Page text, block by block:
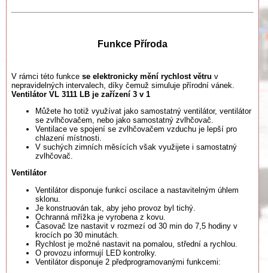
Funkce Příroda
V rámci této funkce se elektronicky mění rychlost větru v
nepravidelných intervalech, díky čemuž simuluje přírodní vánek.
Ventilátor VL 3111 LB je zařízení 3 v 1
Můžete ho totiž využívat jako samostatný ventilátor, ventilátor
se zvlhčovačem, nebo jako samostatný zvlhčovač.
Ventilace ve spojení se zvlhčovačem vzduchu je lepší pro
chlazení místnosti.
V suchých zimních měsících však využijete i samostatný
zvlhčovač.
Ventilátor
Ventilátor disponuje funkcí oscilace a nastavitelným úhlem
sklonu.
Je konstruován tak, aby jeho provoz byl tichý.
Ochranná mřížka je vyrobena z kovu.
Časovač lze nastavit v rozmezí od 30 min do 7,5 hodiny v
krocích po 30 minutách.
Rychlost je možné nastavit na pomalou, střední a rychlou.
O provozu informují LED kontrolky.
Ventilátor disponuje 2 předprogramovanými funkcemi: